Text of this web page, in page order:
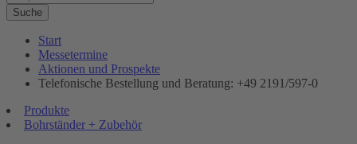
Suche
Start
Messetermine
Aktionen und Prospekte
Telefonische Bestellung und Beratung: +49 2191/597-0
Produkte
Bohrständer + Zubehör